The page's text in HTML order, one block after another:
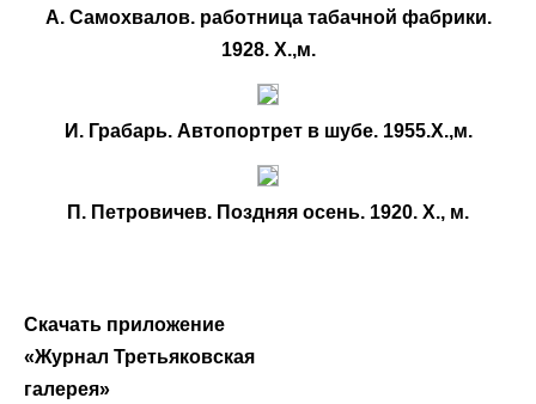
А. Самохвалов. работница табачной фабрики.
1928. Х.,м.
И. Грабарь. Автопортрет в шубе. 1955.Х.,м.
П. Петровичев. Поздняя осень. 1920. Х., м.
Скачать приложение
«Журнал Третьяковская
галерея»